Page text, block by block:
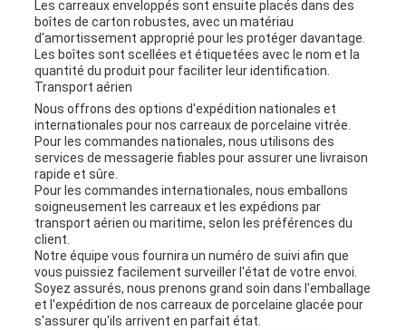
Les carreaux enveloppés sont ensuite placés dans des
boîtes de carton robustes, avec un matériau
d'amortissement approprié pour les protéger davantage.
Les boîtes sont scellées et étiquetées avec le nom et la
quantité du produit pour faciliter leur identification.
Transport aérien
Nous offrons des options d'expédition nationales et
internationales pour nos carreaux de porcelaine vitrée.
Pour les commandes nationales, nous utilisons des
services de messagerie fiables pour assurer une livraison
rapide et sûre.
Pour les commandes internationales, nous emballons
soigneusement les carreaux et les expédions par
transport aérien ou maritime, selon les préférences du
client.
Notre équipe vous fournira un numéro de suivi afin que
vous puissiez facilement surveiller l'état de votre envoi.
Soyez assurés, nous prenons grand soin dans l'emballage
et l'expédition de nos carreaux de porcelaine glacée pour
s'assurer qu'ils arrivent en parfait état.